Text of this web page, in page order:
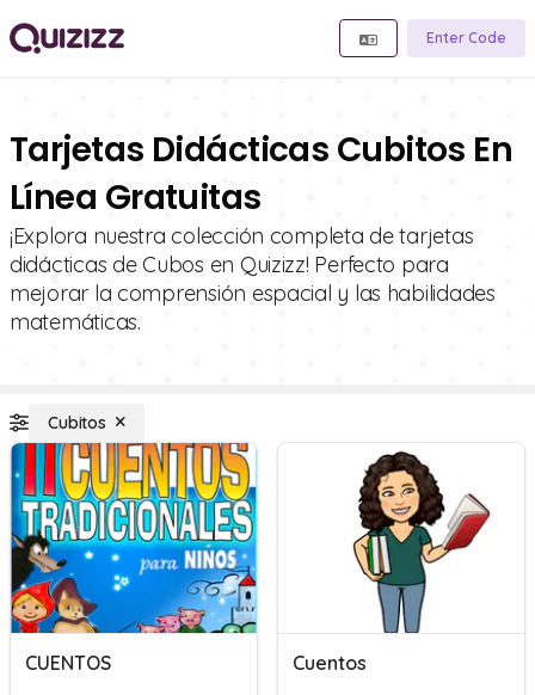
Enter Code
Tarjetas Didácticas Cubitos En
Línea Gratuitas
¡Explora nuestra colección completa de tarjetas
didácticas de Cubos en Quizizz! Perfecto para
mejorar la comprensión espacial y las habilidades
matemáticas.
Cubitos
CUENTOS Cuentos